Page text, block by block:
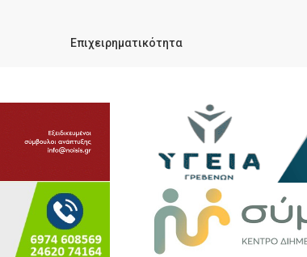
Επιχειρηματικότητα